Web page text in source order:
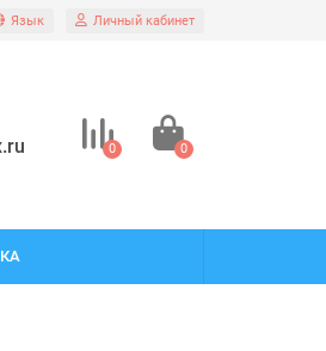
Язык Личный кабинет
0 0